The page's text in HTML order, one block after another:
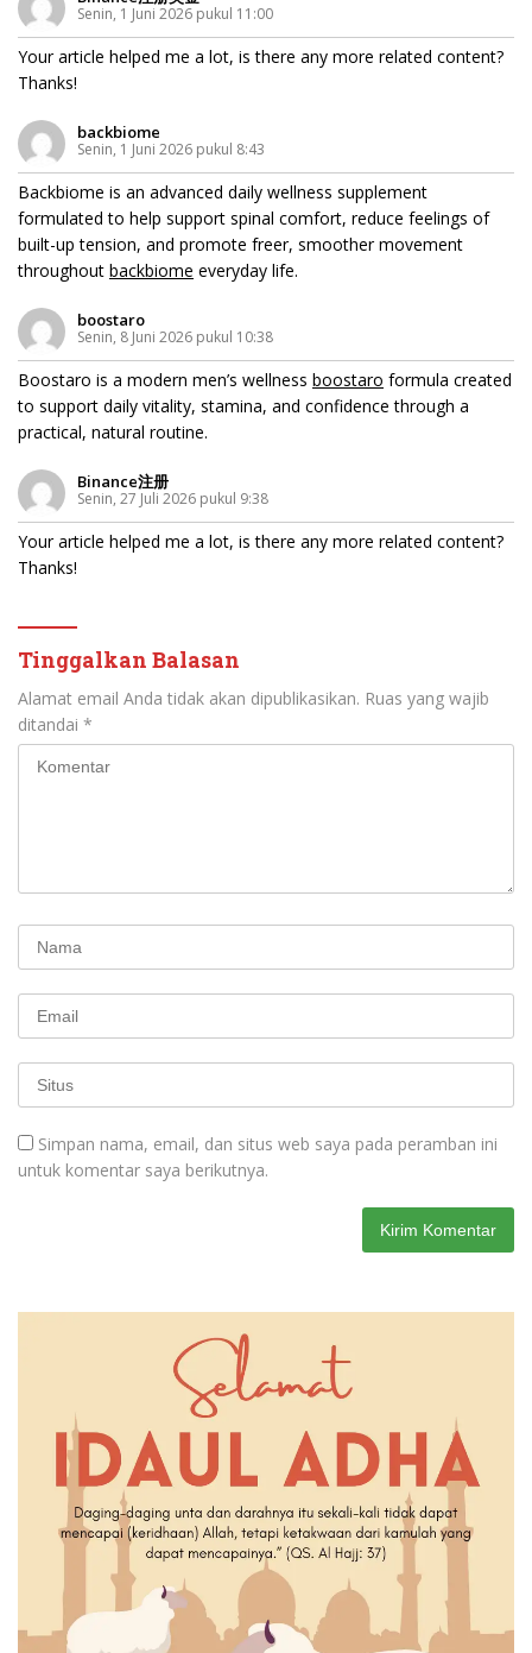
Senin, 1 Juni 2026 pukul 11:00
Your article helped me a lot, is there any more related content?
Thanks!
backbiome
Senin, 1 Juni 2026 pukul 8:43
Backbiome is an advanced daily wellness supplement
formulated to help support spinal comfort, reduce feelings of
built-up tension, and promote freer, smoother movement
throughout backbiome everyday life.
boostaro
Senin, 8 Juni 2026 pukul 10:38
Boostaro is a modern men’s wellness boostaro formula created
to support daily vitality, stamina, and confidence through a
practical, natural routine.
Binance注册
Senin, 27 Juli 2026 pukul 9:38
Your article helped me a lot, is there any more related content?
Thanks!
Tinggalkan Balasan
Alamat email Anda tidak akan dipublikasikan. Ruas yang wajib
ditandai *
Simpan nama, email, dan situs web saya pada peramban ini
untuk komentar saya berikutnya.